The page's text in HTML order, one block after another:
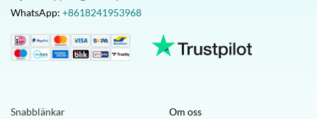
WhatsApp: +8618241953968
Snabblänkar Om oss